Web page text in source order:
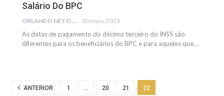
Salário Do BPC
ORLANDO NETO 30 maio, 2023
As datas de pagamento do décimo terceiro do INSS são
diferentes para os beneficiários do BPC e para aqueles que…
ANTERIOR 1 … 20 21 22